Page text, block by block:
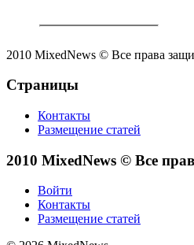
2010 MixedNews © Все права
Страницы
Контакты
Размещение статей
2010 MixedNews © Все
Войти
Контакты
Размещение статей